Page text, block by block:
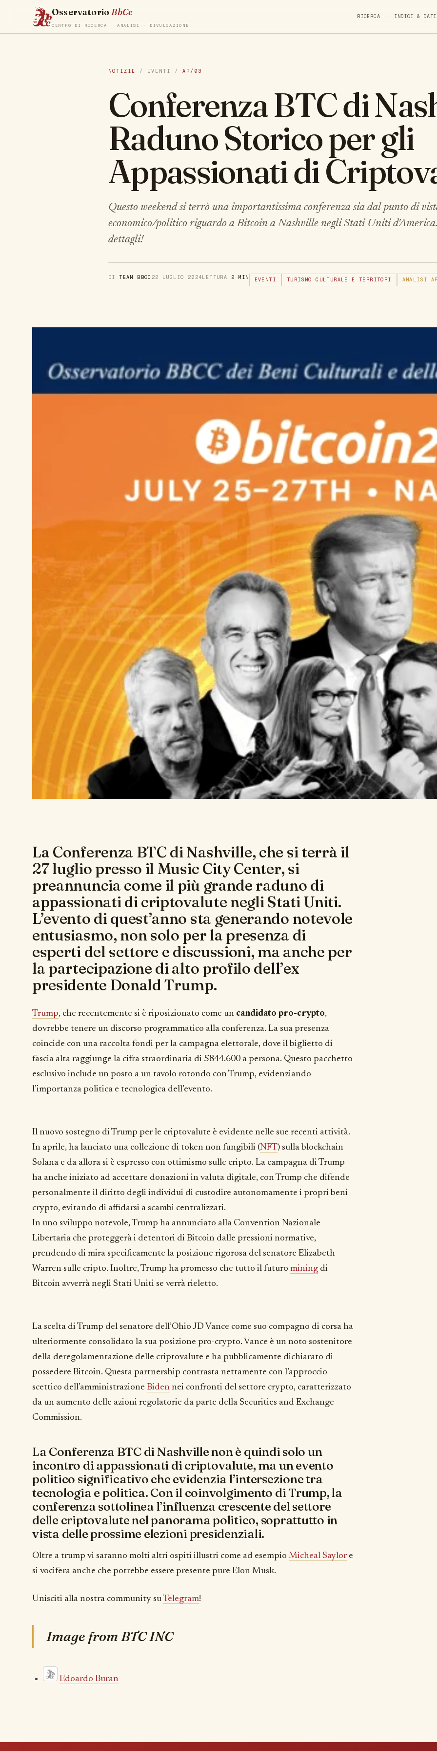
Osservatorio BbCc
CENTRO DI RICERCA · ANALISI · DIVULGAZIONE
RICERCA INDICI & DATI
NOTIZIE / EVENTI / AR/03
Conferenza BTC di
Raduno Storico per gli
Appassionati di
Questo weekend si terrò una importantissima conferenza sia dal punto di
economico/politico riguardo a Bitcoin a Nashville negli Stati Uniti
dettagli!
DI TEAM BBCC 22 LUGLIO 2024LETTURA 2 MIN EVENTI TURISMO CULTURALE E TERRITORI ANALISI
La Conferenza BTC di Nashville, che si terrà il
27 luglio presso il Music City Center, si
preannuncia come il più grande raduno di
appassionati di criptovalute negli Stati Uniti.
L’evento di quest’anno sta generando notevole
entusiasmo, non solo per la presenza di
esperti del settore e discussioni, ma anche per
la partecipazione di alto profilo dell’ex
presidente Donald Trump.
Trump, che recentemente si è riposizionato come un candidato pro-crypto,
dovrebbe tenere un discorso programmatico alla conferenza. La sua presenza
coincide con una raccolta fondi per la campagna elettorale, dove il biglietto di
fascia alta raggiunge la cifra straordinaria di $844.600 a persona. Questo pacchetto
esclusivo include un posto a un tavolo rotondo con Trump, evidenziando
l’importanza politica e tecnologica dell’evento.
Il nuovo sostegno di Trump per le criptovalute è evidente nelle sue recenti attività.
In aprile, ha lanciato una collezione di token non fungibili (NFT) sulla blockchain
Solana e da allora si è espresso con ottimismo sulle cripto. La campagna di Trump
ha anche iniziato ad accettare donazioni in valuta digitale, con Trump che difende
personalmente il diritto degli individui di custodire autonomamente i propri beni
crypto, evitando di affidarsi a scambi centralizzati.
In uno sviluppo notevole, Trump ha annunciato alla Convention Nazionale
Libertaria che proteggerà i detentori di Bitcoin dalle pressioni normative,
prendendo di mira specificamente la posizione rigorosa del senatore Elizabeth
Warren sulle cripto. Inoltre, Trump ha promesso che tutto il futuro mining di
Bitcoin avverrà negli Stati Uniti se verrà rieletto.
La scelta di Trump del senatore dell’Ohio JD Vance come suo compagno di corsa ha
ulteriormente consolidato la sua posizione pro-crypto. Vance è un noto sostenitore
della deregolamentazione delle criptovalute e ha pubblicamente dichiarato di
possedere Bitcoin. Questa partnership contrasta nettamente con l’approccio
scettico dell’amministrazione Biden nei confronti del settore crypto, caratterizzato
da un aumento delle azioni regolatorie da parte della Securities and Exchange
Commission.
La Conferenza BTC di Nashville non è quindi solo un
incontro di appassionati di criptovalute, ma un evento
politico significativo che evidenzia l’intersezione tra
tecnologia e politica. Con il coinvolgimento di Trump, la
conferenza sottolinea l’influenza crescente del settore
delle criptovalute nel panorama politico, soprattutto in
vista delle prossime elezioni presidenziali.
Oltre a trump vi saranno molti altri ospiti illustri come ad esempio Micheal Saylore
si vocifera anche che potrebbe essere presente pure Elon Musk.
Unisciti alla nostra community suTelegram!
Image from BTC INC
Edoardo Buran